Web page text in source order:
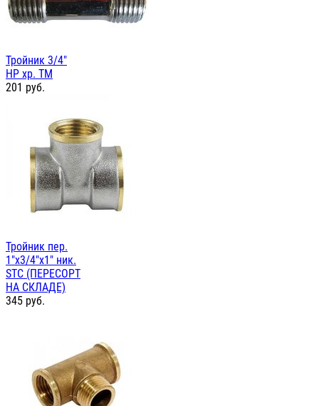
Тройник 3/4"
НР хр. TM
201 руб.
Тройник пер.
1"х3/4"х1" ник.
STC (ПЕРЕСОРТ
НА СКЛАДЕ)
345 руб.